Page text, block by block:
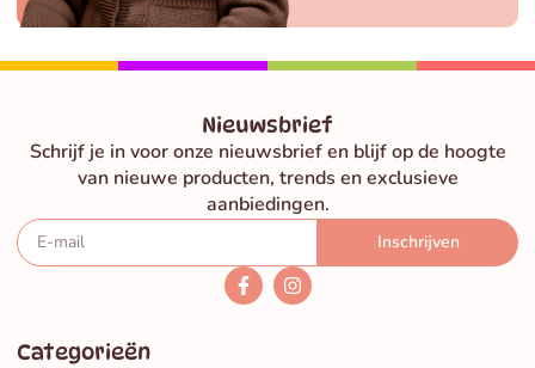
Nieuwsbrief
Schrijf je in voor onze nieuwsbrief en blijf op de hoogte
van nieuwe producten, trends en exclusieve
aanbiedingen.
Inschrijven
Categorieën